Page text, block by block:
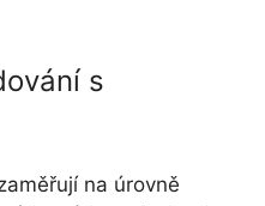
s
na úrovně